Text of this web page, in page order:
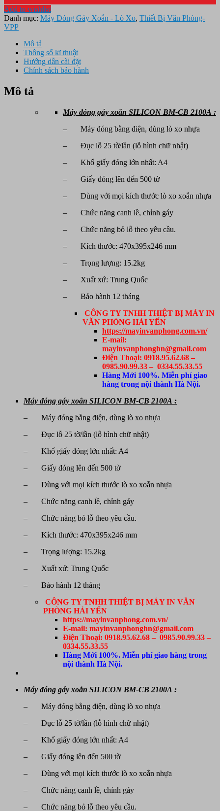
Add to wishlist
Danh mục: Máy Đóng Gáy Xoắn - Lò Xo, Thiết Bị Văn Phòng-
VPP
Mô tả
Thông số kĩ thuật
Hướng dẫn cài đặt
Chính sách bảo hành
Mô tả
Máy đóng gáy xoắn SILICON BM-CB 2100A :
– Máy đóng bằng điện, dùng lò xo nhựa
– Đục lỗ 25 tờ/lần (lỗ hình chữ nhật)
– Khổ giấy đóng lớn nhất: A4
– Giấy đóng lên đến 500 tờ
– Dùng với mọi kích thước lò xo xoắn nhựa
– Chức năng canh lề, chỉnh gáy
– Chức năng bỏ lỗ theo yêu cầu.
– Kích thước: 470x395x246 mm
– Trọng lượng: 15.2kg
– Xuất xứ: Trung Quốc
– Bảo hành 12 tháng
CÔNG TY TNHH THIỆT BỊ MÁY IN
VĂN PHÒNG HẢI YẾN
https://mayinvanphong.com.vn/
E-mail:
mayinvanphonghn@gmail.com
Điện Thoại: 0918.95.62.68 –
0985.90.99.33 – 0334.55.33.55
Hàng Mới 100%. Miễn phí giao
hàng trong nội thành Hà Nội.
Máy đóng gáy xoắn SILICON BM-CB 2100A :
– Máy đóng bằng điện, dùng lò xo nhựa
– Đục lỗ 25 tờ/lần (lỗ hình chữ nhật)
– Khổ giấy đóng lớn nhất: A4
– Giấy đóng lên đến 500 tờ
– Dùng với mọi kích thước lò xo xoắn nhựa
– Chức năng canh lề, chỉnh gáy
– Chức năng bỏ lỗ theo yêu cầu.
– Kích thước: 470x395x246 mm
– Trọng lượng: 15.2kg
– Xuất xứ: Trung Quốc
– Bảo hành 12 tháng
CÔNG TY TNHH THIỆT BỊ MÁY IN VĂN
PHÒNG HẢI YẾN
https://mayinvanphong.com.vn/
E-mail: mayinvanphonghn@gmail.com
Điện Thoại: 0918.95.62.68 – 0985.90.99.33 –
0334.55.33.55
Hàng Mới 100%. Miễn phí giao hàng trong
nội thành Hà Nội.
Máy đóng gáy xoắn SILICON BM-CB 2100A :
– Máy đóng bằng điện, dùng lò xo nhựa
– Đục lỗ 25 tờ/lần (lỗ hình chữ nhật)
– Khổ giấy đóng lớn nhất: A4
– Giấy đóng lên đến 500 tờ
– Dùng với mọi kích thước lò xo xoắn nhựa
– Chức năng canh lề, chỉnh gáy
– Chức năng bỏ lỗ theo yêu cầu.